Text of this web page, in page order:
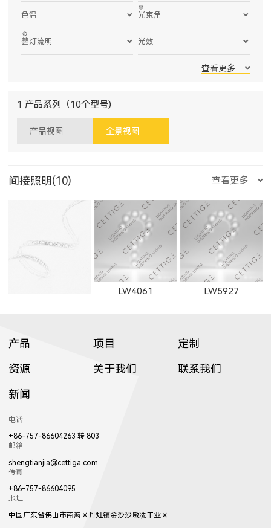
色温 光束角
整灯流明 光效
查看更多
1 产品系列（10个型号)
产品视图 全景视图
间接照明(10) 查看更多
LW4061 LW5927
TJDD2833
产品 项目
定制
资源
关于我们
联系我们
新闻
电话
+86-757-86604263 转 803
邮箱
shengtianjia@cettiga.com
传真
+86-757-86604095
地址
中国广东省佛山市南海区丹灶镇金沙沙墩冼工业区